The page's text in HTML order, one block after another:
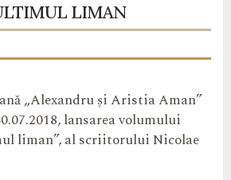
LIMAN
„Alexandru și Aristia Aman”
lansarea volumului
liman”, al scriitorului Nicolae